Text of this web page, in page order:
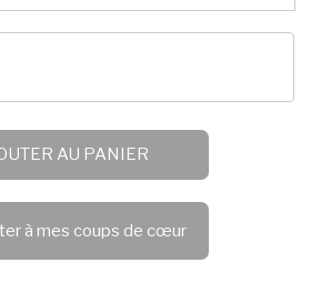
à mes coups de cœur